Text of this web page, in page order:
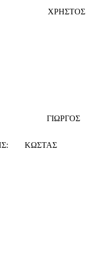
ΧΡΗΣΤΟΣ
ΓΙΩΡΓΟΣ
ΚΩΣΤΑΣ